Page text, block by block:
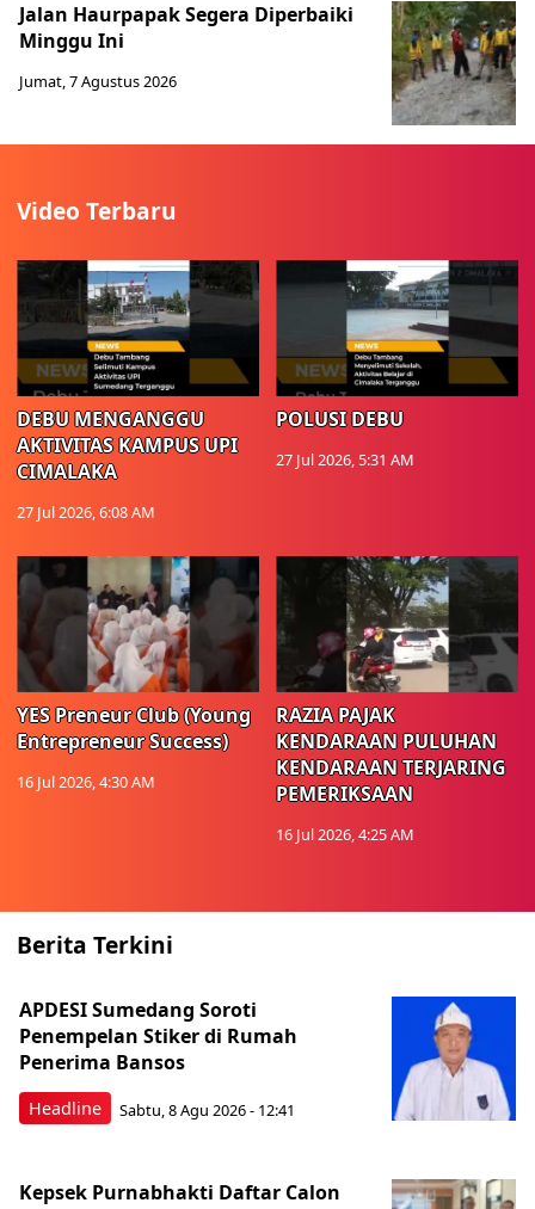
Jalan Haurpapak Segera Diperbaiki
Minggu Ini
Jumat, 7 Agustus 2026
Video Terbaru
DEBU MENGANGGU
AKTIVITAS KAMPUS UPI
CIMALAKA
27 Jul 2026, 6:08 AM
POLUSI DEBU
27 Jul 2026, 5:31 AM
YES Preneur Club (Young
Entrepreneur Success)
16 Jul 2026, 4:30 AM
RAZIA PAJAK
KENDARAAN PULUHAN
KENDARAAN TERJARING
PEMERIKSAAN
16 Jul 2026, 4:25 AM
Berita Terkini
Headline
APDESI Sumedang Soroti
Penempelan Stiker di Rumah
Penerima Bansos
Sabtu, 8 Agu 2026 - 12:41
Kepsek Purnabhakti Daftar Calon